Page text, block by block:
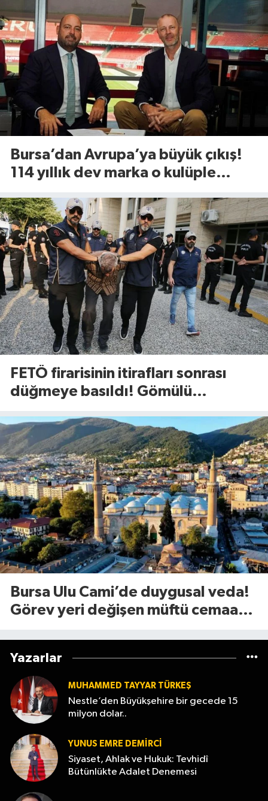
Bursa’dan Avrupa’ya büyük çıkış!
114 yıllık dev marka o kulüple
FETÖ firarisinin itirafları sonrası
düğmeye basıldı! Gömülü
Bursa Ulu Cami’de duygusal veda!
Görev yeri değişen müftü cemaate
Yazarlar
MUHAMMED TAYYAR TÜRKEŞ
Nestle’den Büyükşehire bir gecede 15
milyon dolar..
YUNUS EMRE DEMIRCI
Siyaset, Ahlak ve Hukuk: Tevhidî
Bütünlükte Adalet Denemesi